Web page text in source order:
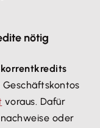
nötig
voraus. Dafür
oder